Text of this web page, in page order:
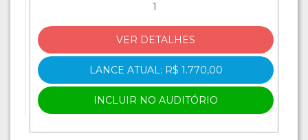
1
VER DETALHES
LANCE ATUAL: R$ 1.770,00
INCLUIR NO AUDITÓRIO